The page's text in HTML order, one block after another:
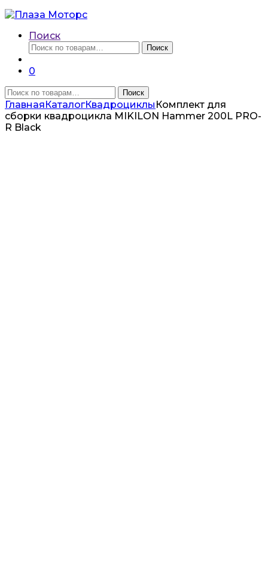
Поиск
Искать:
Поиск
0
Искать:
Поиск
ГлавнаяКаталогКвадроциклы Комплект для
сборки квадроцикла MIKILON Hammer 200L PRO-
R Black